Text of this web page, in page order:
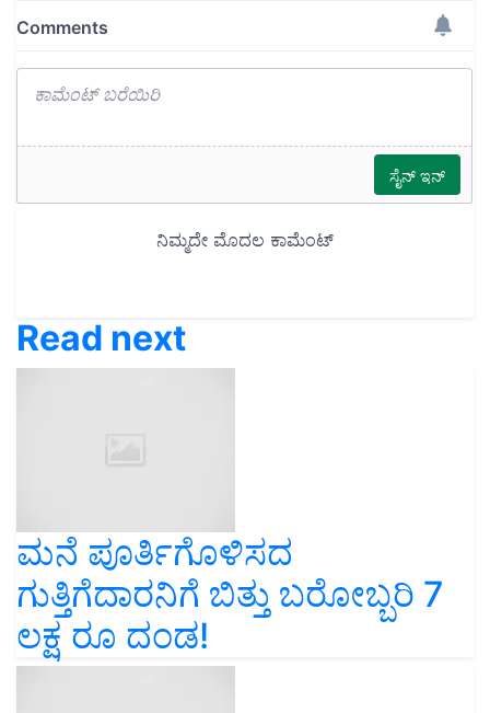
Read next
ಮನೆ ಪೂರ್ತಿಗೊಳಿಸದ
ಗುತ್ತಿಗೆದಾರನಿಗೆ ಬಿತ್ತು ಬರೋಬ್ಬರಿ 7
ಲಕ್ಷ ರೂ ದಂಡ!